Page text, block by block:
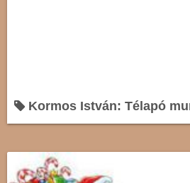
Kormos István: Télapó